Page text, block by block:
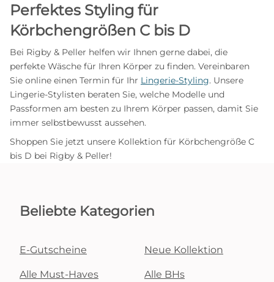
Perfektes Styling für
Körbchengrößen C bis D
Bei Rigby & Peller helfen wir Ihnen gerne dabei, die
perfekte Wäsche für Ihren Körper zu finden. Vereinbaren
Sie online einen Termin für Ihr Lingerie-Styling. Unsere
Lingerie-Stylisten beraten Sie, welche Modelle und
Passformen am besten zu Ihrem Körper passen, damit Sie
immer selbstbewusst aussehen.
Shoppen Sie jetzt unsere Kollektion für Körbchengröße C
bis D bei Rigby & Peller!
Beliebte Kategorien
E-Gutscheine Neue Kollektion
Alle Must-Haves Alle BHs